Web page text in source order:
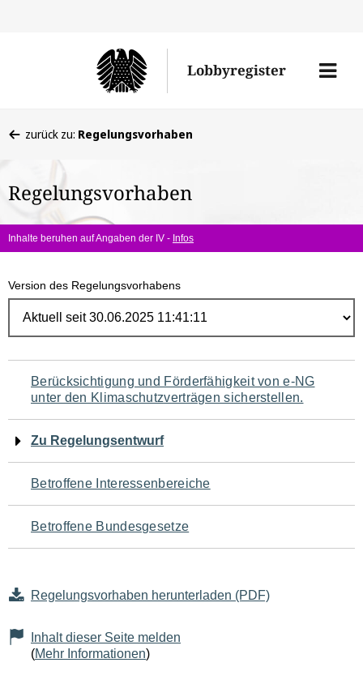
Lobbyregister
Menü
befinden
hier:
zurück zu: Regelungsvorhaben
Regelungsvorhaben
Inhalte beruhen auf Angaben der IV - Infos
Version des Regelungsvorhabens
Navigation
für
den
Seiteninhalt
Berücksichtigung und Förderfähigkeit von e-NG
unter den Klimaschutzverträgen sicherstellen.
Zu Regelungsentwurf
Betroffene Interessenbereiche
Betroffene Bundesgesetze
Regelungsvorhaben herunterladen (PDF)
Inhalt dieser Seite melden
(Mehr Informationen)